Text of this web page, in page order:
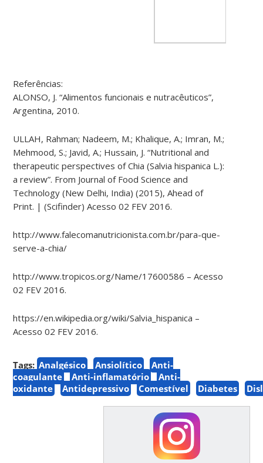
Referências:
ALONSO, J. “Alimentos funcionais e nutracêuticos”,
Argentina, 2010.
ULLAH, Rahman; Nadeem, M.; Khalique, A.; Imran, M.;
Mehmood, S.; Javid, A.; Hussain, J. “Nutritional and
therapeutic perspectives of Chia (Salviahispanica L.)​:
a review”. From Journal of Food Science and
Technology (New Delhi, India) (2015), Ahead of
Print. | (Scifinder) Acesso 02 FEV 2016.
http://www.falecomanutricionista.com.br/para-que-
serve-a-chia/
http://www.tropicos.org/Name/17600586 – Acesso
02 FEV 2016.
https://en.wikipedia.org/wiki/Salvia_hispanica –
Acesso 02 FEV 2016.
Tags: Analgésico Ansiolítico
Anti-
coagulante
Anti-inflamatório
Anti-
oxidante
Antidepressivo Comestível Diabetes